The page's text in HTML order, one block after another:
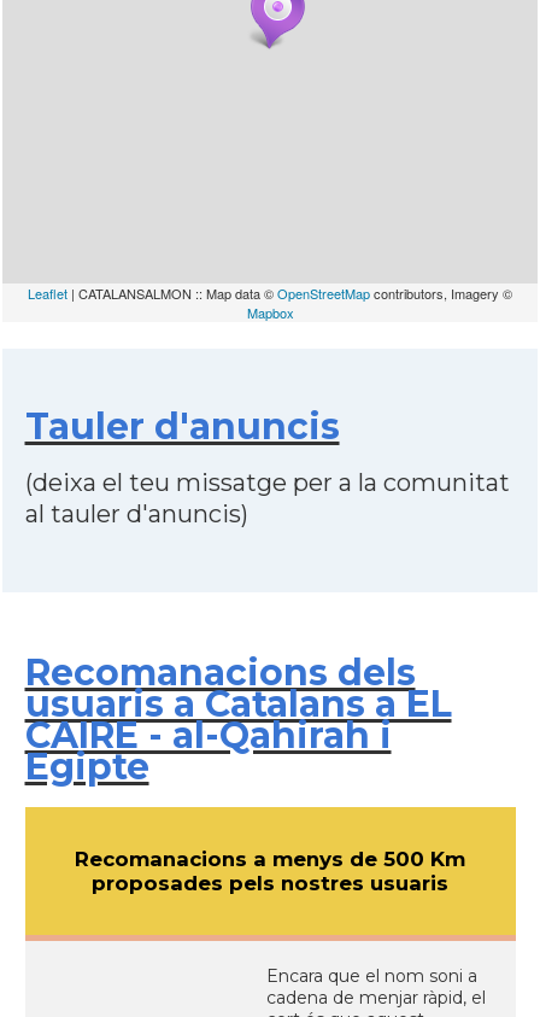
Leaflet | CATALANSALMON :: Map data ©OpenStreetMapcontributors, Imagery ©
Mapbox
Tauler d'anuncis
(deixa el teu missatge per a la comunitat
al tauler d'anuncis)
Recomanacions dels
usuaris a Catalans a EL
CAIRE - al-Qahirah i
Egipte
Recomanacions a menys de 500 Km
proposades pels nostres usuaris
Encara que el nom soni a
cadena de menjar ràpid, el